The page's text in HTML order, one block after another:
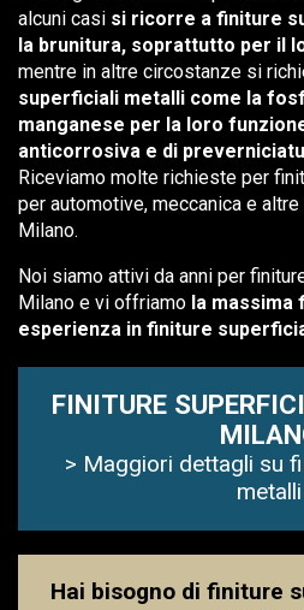
alcuni casi si ricorre a finiture
la brunitura, soprattutto per il
mentre in altre circostanze si
superficiali metalli come la
manganese per la loro
anticorrosiva e di
Riceviamo molte richieste per
per automotive, meccanica e
Milano.
Noi siamo attivi da anni per
Milano e vi offriamo la massima
esperienza in finiture
FINITURE
> Maggiori dettagli su
metalli
Hai bisogno di finiture